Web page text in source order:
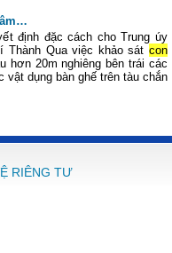
định đặc cách cho Trung úy
Thành Qua việc khảo sát con
hơn 20m nghiêng bên trái các
dụng bàn ghế trên tàu chắn
RIÊNG TƯ